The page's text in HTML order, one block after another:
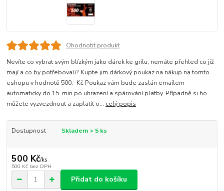
Ohodnotit produkt
Nevíte co vybrat svým blízkým jako dárek ke grilu, nemáte přehled co již
mají a co by potřebovali? Kupte jim dárkový poukaz na nákup na tomto
eshopu v hodnotě 500,- Kč Poukaz vám bude zaslán emailem
automaticky do 15. min po uhrazení a spárování platby. Případně si ho
můžete vyzvezdnout a zaplatit o... celý popis
Dostupnost Skladem > 5 ks
500 Kč/ks
500 Kč bez DPH
Přidat do košíku